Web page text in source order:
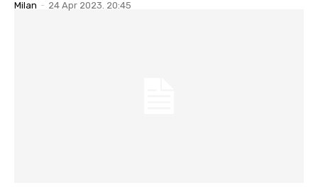
Milan - 24 Apr 2023. 20:45